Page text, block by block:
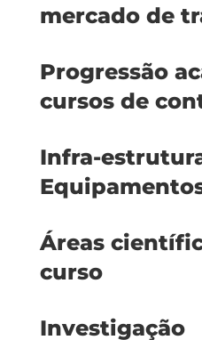
mercado de
Progressão
cursos de
Infra-
Áreas
curso
Investigação